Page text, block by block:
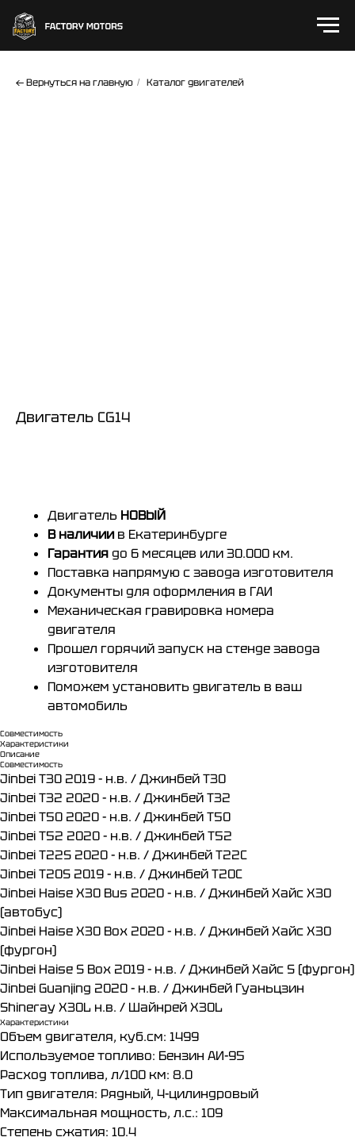
← Вернуться на главную / Каталог двигателей
Двигатель CG14
Двигатель НОВЫЙ
В наличиив Екатеринбурге
Гарантиядо 6 месяцев или 30.000 км.
Поставка напрямую с завода изготовителя
Документы для оформления в ГАИ
Механическая гравировка номера
двигателя
Прошел горячий запуск на стенде завода
изготовителя
Поможем установить двигатель в ваш
автомобиль
Совместимость
Характеристики
Описание
Совместимость
Jinbei T30 2019 - н.в. / Джинбей Т30​
Jinbei T32 2020 - н.в. / Джинбей Т32​
Jinbei T50 2020 - н.в. / Джинбей Т50​
Jinbei T52 2020 - н.в. / Джинбей Т52​
Jinbei T22S 2020 - н.в. / Джинбей Т22С​
Jinbei T20S 2019 - н.в. / Джинбей Т20С​
Jinbei Haise X30 Bus 2020 - н.в. / Джинбей Хайс X30
(автобус)​
Jinbei Haise X30 Box 2020 - н.в. / Джинбей Хайс X30
(фургон)​
Jinbei Haise S Box 2019 - н.в. / Джинбей Хайс S (фургон)​
Jinbei Guanjing 2020 - н.в. / Джинбей Гуаньцзин​
Shineray X30L н.в. / Шайнрей X30L
Характеристики
Объем двигателя, куб.см: 1499
Используемое топливо: Бензин АИ-95
Расход топлива, л/100 км: 8.0
Тип двигателя: Рядный, 4-цилиндровый
Максимальная мощность, л.с.: 109
Степень сжатия: 10.4